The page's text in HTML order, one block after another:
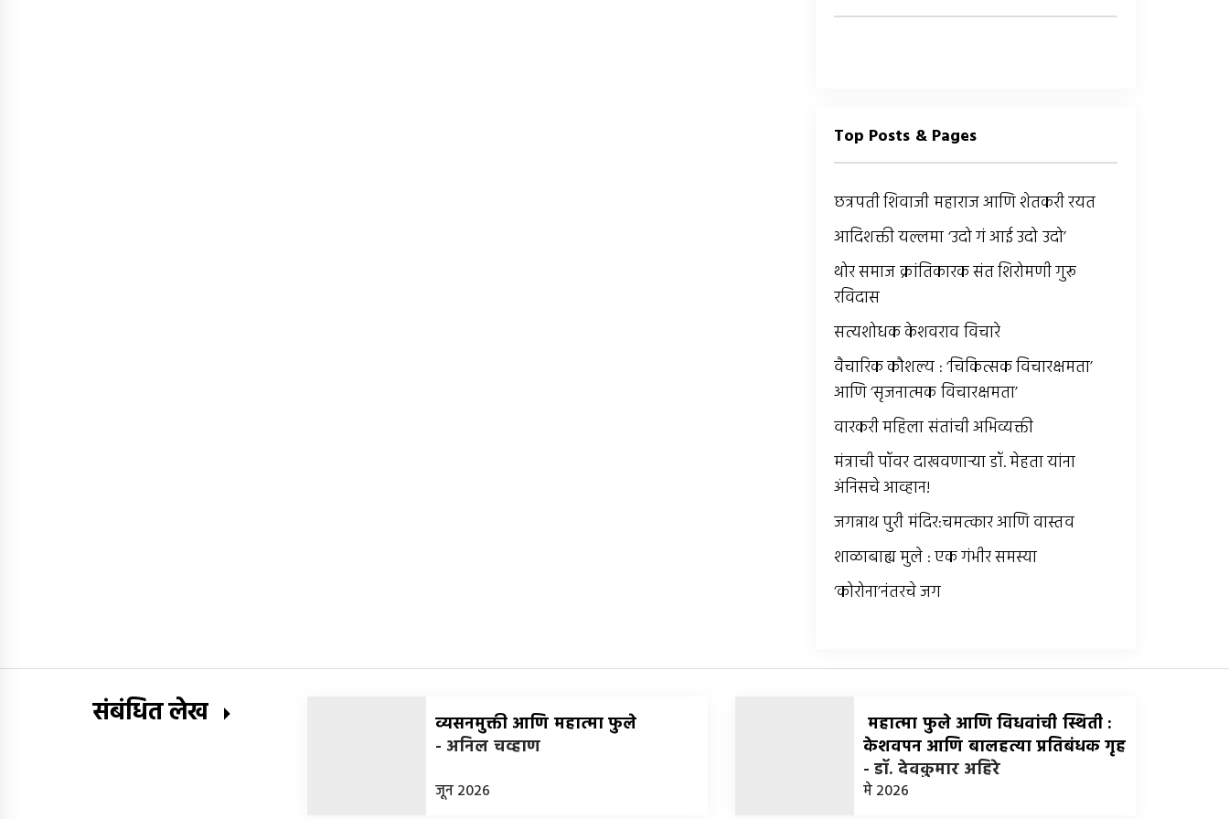
Top Posts & Pages
छत्रपती शिवाजी महाराज आणि शेतकरी रयत
आदिशक्ती यल्लमा ‘उदो गं आई उदो उदो’
थोर समाज क्रांतिकारक संत शिरोमणी गुरू
रविदास
सत्यशोधक केशवराव विचारे
वैचारिक कौशल्य : ‘चिकित्सक विचारक्षमता’
आणि ‘सृजनात्मक विचारक्षमता’
वारकरी महिला संतांची अभिव्यक्ती
मंत्राची पॉवर दाखवणार्‍या डॉ. मेहता यांना
अंनिसचे आव्हान!
जगन्नाथ पुरी मंदिर:चमत्कार आणि वास्तव
शाळाबाह्य मुले : एक गंभीर समस्या
‘कोरोना’नंतरचे जग
संबंधित लेख
व्यसनमुक्ती आणि महात्मा फुले
- अनिल चव्हाण
जून 2026
महात्मा फुले आणि विधवांची स्थिती :
केशवपन आणि बालहत्या प्रतिबंधक गृह
-डॉ. देवकुमार अहिरे
मे 2026